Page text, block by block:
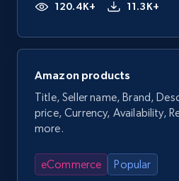
120.4K+ 11.3K+
Amazon products
Title, Seller name, Brand,
price, Currency, Availability,
more.
eCommerce Popular